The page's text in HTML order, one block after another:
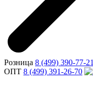
Розница 8 (499) 390-77-21
ОПТ 8 (499) 391-26-70